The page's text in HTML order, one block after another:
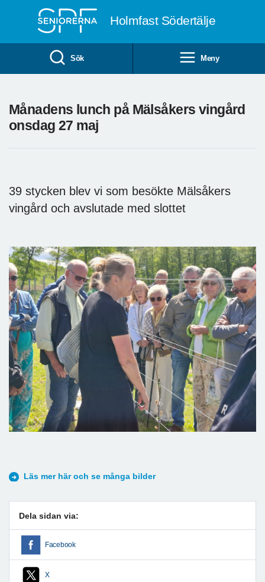
Holmfast Södertälje
Sök Meny
Månadens lunch på Mälsåkers vingård
onsdag 27 maj
39 stycken blev vi som besökte Mälsåkers
vingård och avslutade med slottet
Läs mer här och se många bilder
Dela sidan via:
Facebook
X